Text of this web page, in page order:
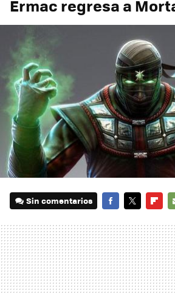
Sin comentarios